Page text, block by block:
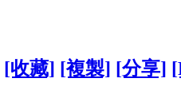
[收藏] [複製] [分享]